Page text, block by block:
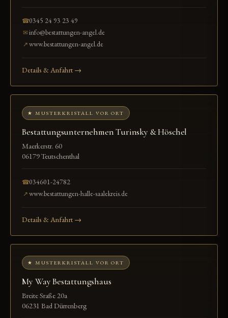
☎0345 24 93 23 49
✉info@bestattungen-angel.de
↗www.bestattungen-angel.de
Details & Anfahrt →
★ MUSTERKRISTALL VOR ORT
Bestattungsunternehmen Turinsky & Höschel
Maerkerstr. 60
06179 Teutschenthal
☎034601-24782
↗www.bestattungen-halle-saalekreis.de
Details & Anfahrt →
★ MUSTERKRISTALL VOR ORT
My Way Bestattungshaus
Breite Sraße 20a
06231 Bad Dürrenberg